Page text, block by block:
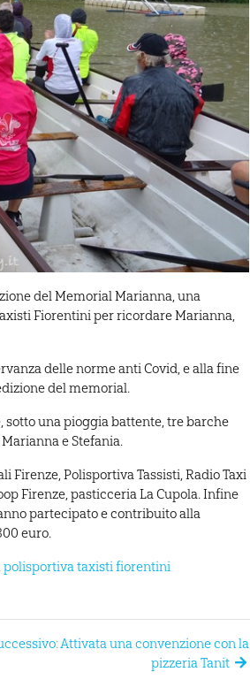
del Memorial Marianna, una
Fiorentini per ricordare Marianna,
delle norme anti Covid, e alla fine
del memorial.
sotto una pioggia battente, tre barche
e Stefania.
Firenze, Polisportiva Tassisti, Radio Taxi
Firenze, pasticceria La Cupola. Infine
partecipato e contribuito alla
euro.
polisportiva taxisti fiorentini
Attivata una convenzione con la
pizzeria Tanit